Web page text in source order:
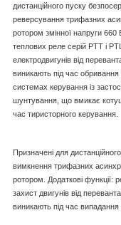
дистанційного пуску
реверсування трифазних
ротором змінної напруги
теплових реле серій РТТ і
електродвигунів від
виникають під час обривання
системах керування із
шунтування, що вмикає
час тиристорного керування.
Призначені для
вимкнення трифазних
ротором. Додаткові функції:
захист двигунів від
виникають під час випадання